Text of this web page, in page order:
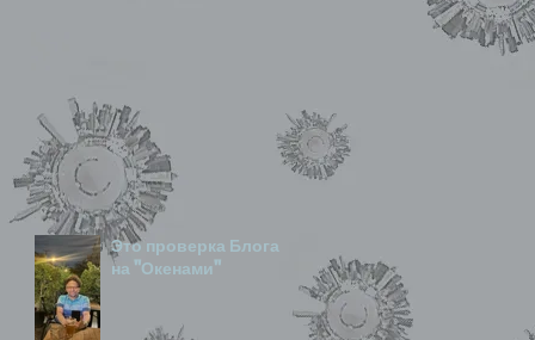
Это проверка Блога
на "Окенами"